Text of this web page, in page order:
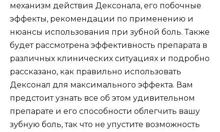
механизм действия Дексонала, его побочные
эффекты, рекомендации по применению и
нюансы использования при зубной боль. Также
будет рассмотрена эффективность препарата в
различных клинических ситуациях и подробно
рассказано, как правильно использовать
Дексонал для максимального эффекта. Вам
предстоит узнать все об этом удивительном
препарате и его способности облегчить вашу
зубную боль, так что не упустите возможность